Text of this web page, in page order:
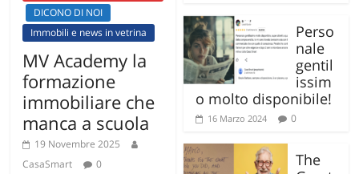
DICONO DI NOI
Immobili e news in vetrina
MV Academy la
formazione
immobiliare che
manca a scuola
19 Novembre 2025
CasaSmart
0
Perso
nale
gentil
issim
o molto disponibile!
16 Marzo 2024 0
The